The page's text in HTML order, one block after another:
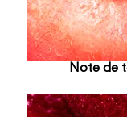
Note de